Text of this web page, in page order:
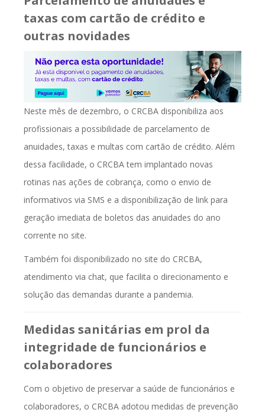
taxas com cartão de crédito e
outras novidades
Neste mês de dezembro, o CRCBA disponibiliza aos
profissionais a possibilidade de parcelamento de
anuidades, taxas e multas com cartão de crédito. Além
dessa facilidade, o CRCBA tem implantado novas
rotinas nas ações de cobrança, como o envio de
informativos via SMS e a disponibilização de link para
geração imediata de boletos das anuidades do ano
corrente no site.
Também foi disponibilizado no site do CRCBA,
atendimento via chat, que facilita o direcionamento e
solução das demandas durante a pandemia.
Medidas sanitárias em prol da
integridade de funcionários e
colaboradores
Com o objetivo de preservar a saúde de funcionários e
colaboradores, o CRCBA adotou medidas de prevenção